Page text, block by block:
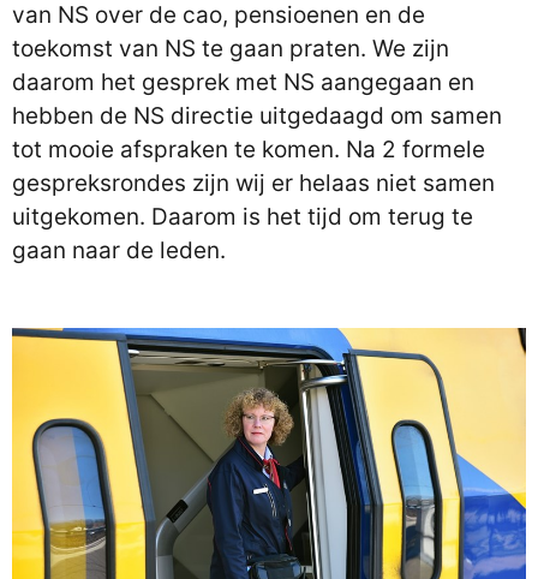
van NS over de cao, pensioenen en de
toekomst van NS te gaan praten. We zijn
daarom het gesprek met NS aangegaan en
hebben de NS directie uitgedaagd om samen
tot mooie afspraken te komen. Na 2 formele
gespreksrondes zijn wij er helaas niet samen
uitgekomen. Daarom is het tijd om terug te
gaan naar de leden.